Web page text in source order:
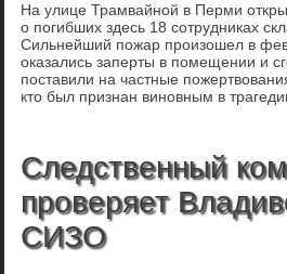
На улице Трамвайной в Перми
о погибших здесь 18 сотрудниках
Сильнейший пожар произошел в
оказались заперты в помещении и
поставили на частные
кто был признан виновным в
Следственный
проверяет
СИЗО